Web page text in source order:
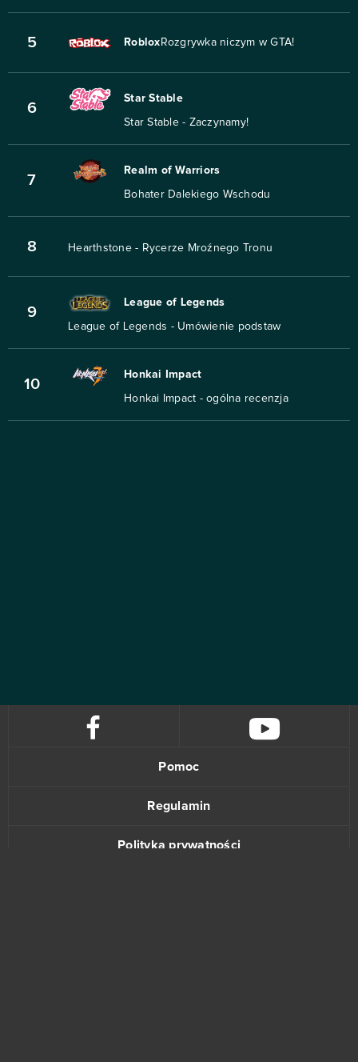
5 Roblox Rozgrywka niczym w GTA!
6
Star Stable
Star Stable - Zaczynamy!
7
Realm of Warriors
Bohater Dalekiego Wschodu
8 Hearthstone - Rycerze Mroźnego Tronu
9
League of Legends
League of Legends - Umówienie podstaw
10
Honkai Impact
Honkai Impact - ogólna recenzja
Pomoc
Regulamin
Polityka prywatności